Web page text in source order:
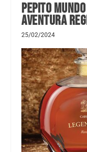
Pepito
aventura
25/02/2024